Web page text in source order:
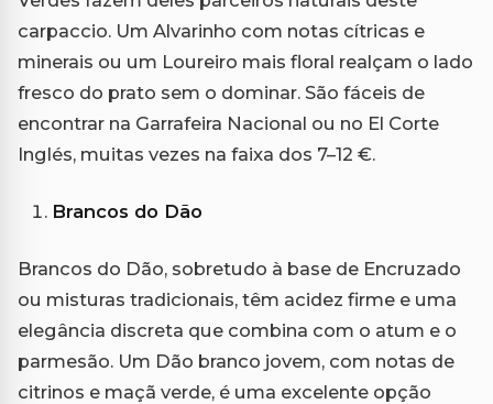
carpaccio. Um Alvarinho com notas cítricas e
minerais ou um Loureiro mais floral realçam o lado
fresco do prato sem o dominar. São fáceis de
encontrar na Garrafeira Nacional ou no El Corte
Inglés, muitas vezes na faixa dos 7–12 €.
Brancos do Dão
Brancos do Dão, sobretudo à base de Encruzado
ou misturas tradicionais, têm acidez firme e uma
elegância discreta que combina com o atum e o
parmesão. Um Dão branco jovem, com notas de
citrinos e maçã verde, é uma excelente opção